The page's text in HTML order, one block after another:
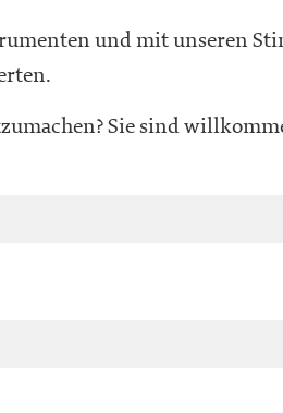
und mit unseren
Sie sind